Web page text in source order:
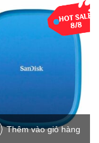
Thêm vào giỏ hàng